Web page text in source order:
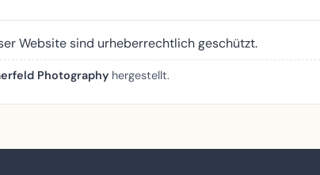
Website sind urheberrechtlich geschützt.
Photography hergestellt.